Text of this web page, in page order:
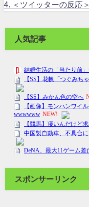
4.
＜ツイッターの反応＞
人気記事
スポンサーリンク